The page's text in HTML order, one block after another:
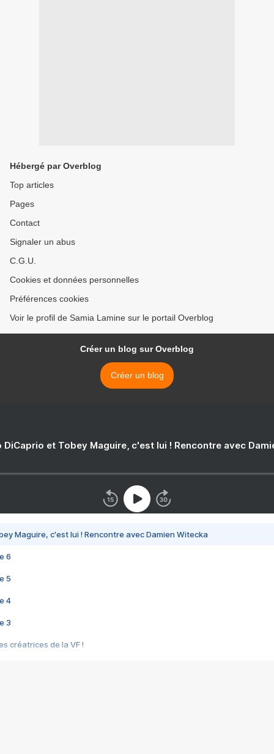
Hébergé par Overblog
Top articles
Pages
Contact
Signaler un abus
C.G.U.
Cookies et données personnelles
Préférences cookies
Voir le profil de Samia Lamine sur le portail Overblog
Créer un blog sur Overblog
Créer un blog
DiCaprio et Tobey Maguire, c'est lui ! Rencontre avec
Maguire, c'est lui ! Rencontre avec Damien Witecka
6
5
4
3
créatrices de la VF !